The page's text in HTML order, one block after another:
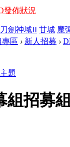
發佈狀況
刀劍神域II 甘城 魔
專區 › 新人招募 ›
組招募